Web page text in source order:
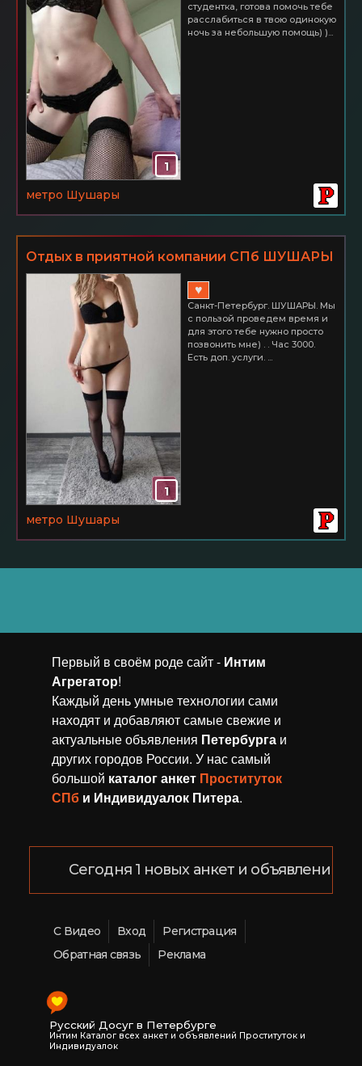
1
студентка, готова помочь тебе
расслабиться в твою одинокую
ночь за небольшую помощь) )...
метро Шушары
Отдых в приятной компании СПб ШУШАРЫ
Час 3000
1
♥
Санкт-Петербург. ШУШАРЫ. Мы
с пользой проведем время и
для этого тебе нужно просто
позвонить мне) . . Час 3000.
Есть доп. услуги. ...
метро Шушары
Первый в своём роде сайт - Интим
Агрегaтор!
Каждый день умные технологии сами
находят и добавляют самые свежие и
актуальные объявления Петербурга и
других городов России. У нас самый
большой каталог анкет Проституток
СПб и Индивидуалок Питера.
Сегодня 1 новых анкет и объявлений!
С Видео Вход
Регистрация
Обратная связь
Реклама